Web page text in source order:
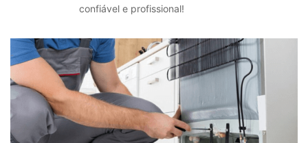
confiável e profissional!